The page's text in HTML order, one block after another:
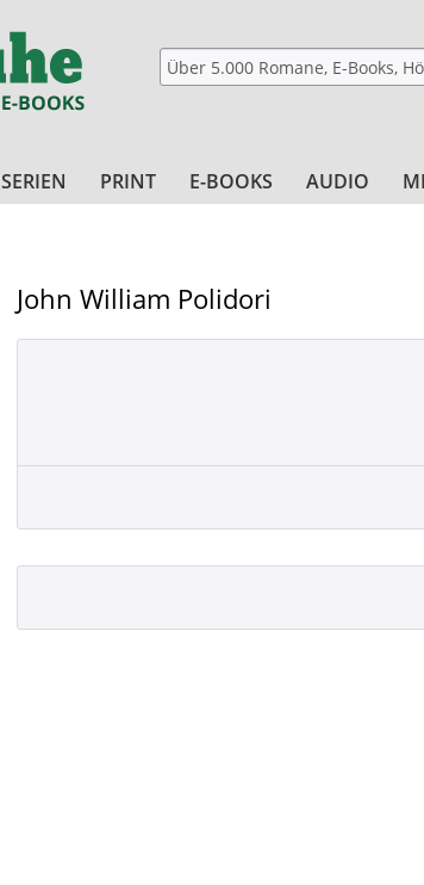
SERIEN PRINT E-BOOKS AUDIO
John William Polidori